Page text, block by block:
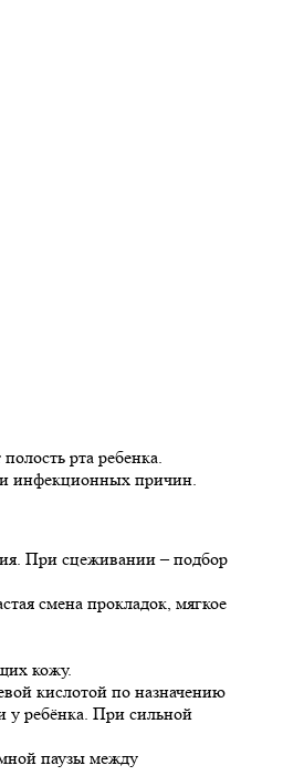
рта ребенка.
и инфекционных причин.
При сцеживании – подбор
смена прокладок, мягкое
кожу.
кислотой по назначению
у ребёнка. При сильной
паузы между